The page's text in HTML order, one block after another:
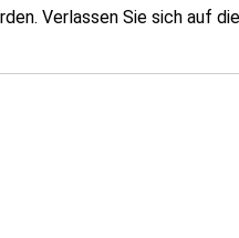
Verlassen Sie sich auf